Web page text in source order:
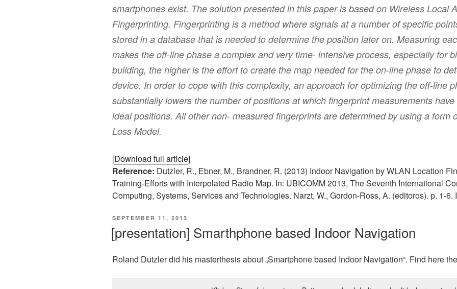
smartphones exist. The solution presented in this paper is based on Wireless Local
Fingerprinting. Fingerprinting is a method where signals at a number of specific
stored in a database that is needed to determine the position later on. Measuring
makes the off-line phase a complex and very time- intensive process, especially for
building, the higher is the effort to create the map needed for the on-line phase to
device. In order to cope with this complexity, an approach for optimizing the off-line
substantially lowers the number of positions at which fingerprint measurements
ideal positions. All other non- measured fingerprints are determined by using a form
Loss Model.
[Download full article]
Reference: Dutzler, R., Ebner, M., Brandner, R. (2013) Indoor Navigation by WLAN Location
Training-Efforts with Interpolated Radio Map. In: UBICOMM 2013, The Seventh International
Computing, Systems, Services and Technologies. Narzt, W., Gordon-Ross, A. (editoros). p. 1-
VERÖFFENTLICHT
SEPTEMBER 11, 2013
[presentation] Smarthphone based Indoor Navigation
Roland Dutzler did his masterthesis about „Smartphone based Indoor Navigation“. Find here